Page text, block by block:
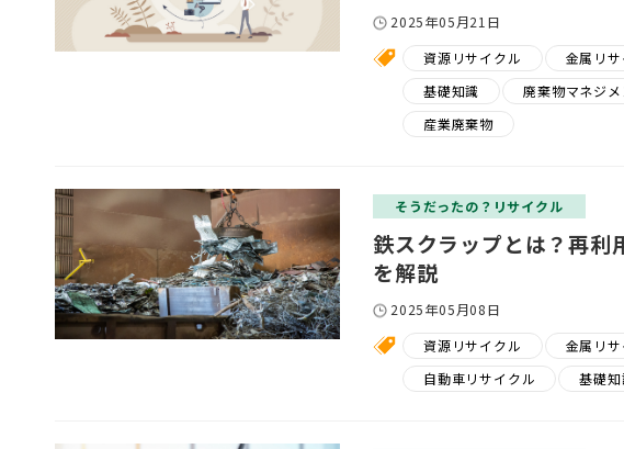
2025年05月21日
資源リサイクル
金属リ
基礎知識
廃棄物マネジメ
産業廃棄物
そうだったの？リサイクル
鉄スクラップとは？再利
を解説
2025年05月08日
資源リサイクル
金属リ
自動車リサイクル
基礎